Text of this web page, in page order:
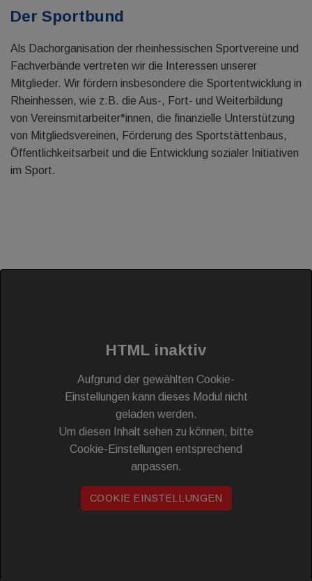
Der Sportbund
Als Dachorganisation der rheinhessischen Sportvereine und
Fachverbände vertreten wir die Interessen unserer
Mitglieder. Wir fördern insbesondere die Sportentwicklung in
Rheinhessen, wie z.B. die Aus-, Fort- und Weiterbildung
von Vereinsmitarbeiter*innen, die finanzielle Unterstützung
von Mitgliedsvereinen, Förderung des Sportstättenbaus,
Öffentlichkeitsarbeit und die Entwicklung sozialer Initiativen
im Sport.
HTML inaktiv
Aufgrund der gewählten Cookie-
Einstellungen kann dieses Modul nicht
geladen werden.
Um diesen Inhalt sehen zu können, bitte
Cookie-Einstellungen entsprechend
anpassen.
COOKIE EINSTELLUNGEN